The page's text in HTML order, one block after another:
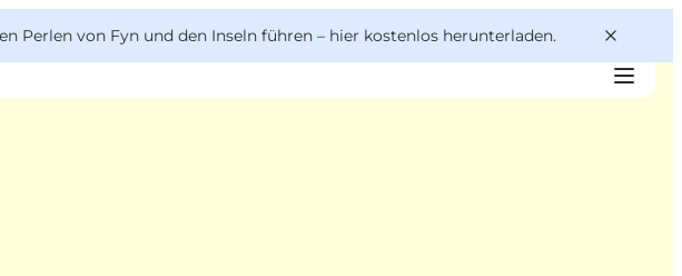
Perlen von Fyn und den Inseln führen – hier kostenlos herunterladen.